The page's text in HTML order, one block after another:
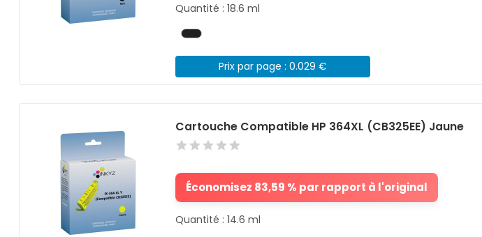
Quantité : 18.6 ml
Prix par page : 0.029 €
Cartouche Compatible HP 364XL (CB325EE) Jaune
Économisez 83,59 % par rapport à l'original
Quantité : 14.6 ml